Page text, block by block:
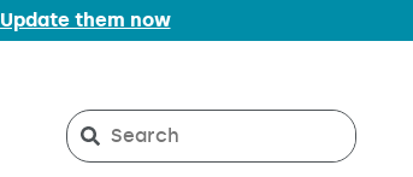
Update them now
Search on Valleys to Coast
Search